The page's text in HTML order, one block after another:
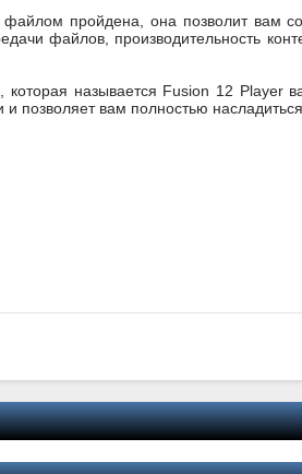
пройдена, она позволит вам
файлов, производительность
называется Fusion 12 Player
позволяет вам полностью